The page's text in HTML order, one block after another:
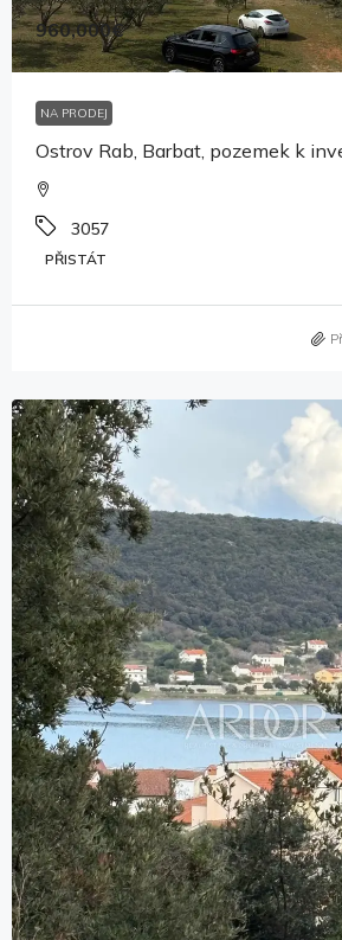
960,000€
NA PRODEJ
Ostrov Rab, Barbat, pozemek k
3057
PŘISTÁT